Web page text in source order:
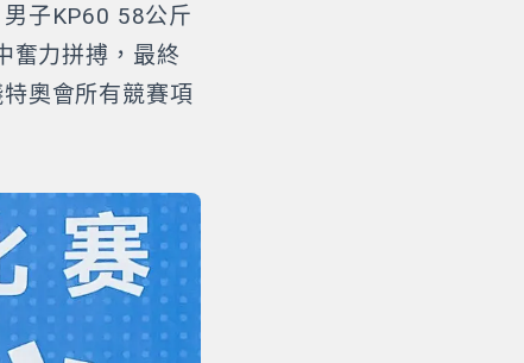
子KP60 58公斤
奮力拼搏，最終
奧會所有競賽項